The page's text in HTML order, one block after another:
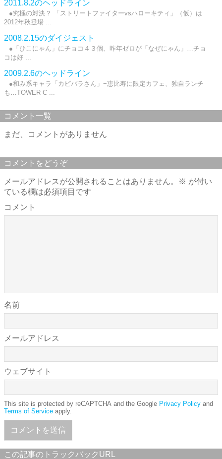
2011.8.2のヘッドライン
●究極の対決？ 「ストリートファイターvsハローキティ」（仮）は
2012年秋登場 ...
2008.2.15のダイジェスト
●「ひこにゃん」にチョコ４３個、昨年ゼロが「なぜにゃん」…チョ
コは好 ...
2009.2.6のヘッドライン
●和み系キャラ「カピバラさん」−恵比寿に限定カフェ、独自ランチ
も…TOWER C ...
コメント一覧
まだ、コメントがありません
コメントをどうぞ
メールアドレスが公開されることはありません。 ※ が付い
ている欄は必須項目です
コメント
名前
メールアドレス
ウェブサイト
This site is protected by reCAPTCHA and the Google Privacy Policy and
Terms of Service apply.
この記事のトラックバックURL